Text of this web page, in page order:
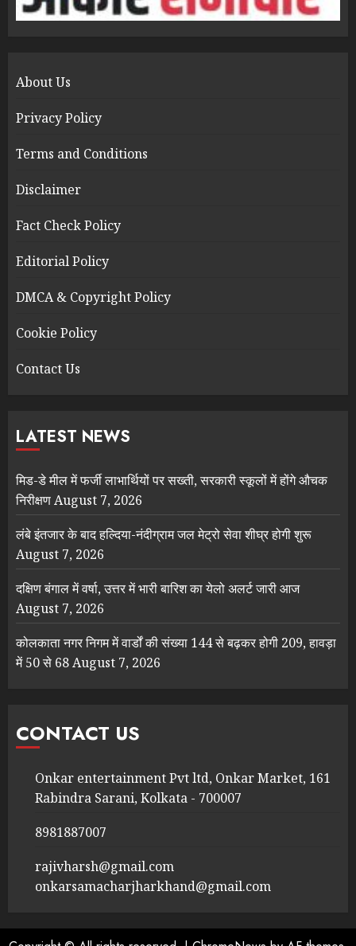
About Us
Privacy Policy
Terms and Conditions
Disclaimer
Fact Check Policy
Editorial Policy
DMCA & Copyright Policy
Cookie Policy
Contact Us
LATEST NEWS
मिड-डे मील में फर्जी लाभार्थियों पर सख्ती, सरकारी स्कूलों में होंगे औचक
निरीक्षणAugust 7, 2026
लंबे इंतजार के बाद हल्दिया-नंदीग्राम जल मेट्रो सेवा शीघ्र होगी शुरू
August 7, 2026
दक्षिण बंगाल में वर्षा, उत्तर में भारी बारिश का येलो अलर्ट जारी आज
August 7, 2026
कोलकाता नगर निगम में वार्डों की संख्या 144 से बढ़कर होगी 209, हावड़ा
में 50 से 68August 7, 2026
CONTACT US
Onkar entertainment Pvt ltd, Onkar Market, 161
Rabindra Sarani, Kolkata - 700007
8981887007
rajivharsh@gmail.com
onkarsamacharjharkhand@gmail.com